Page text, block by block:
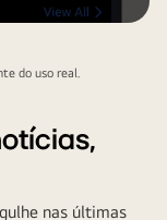
do uso real.
nas últimas